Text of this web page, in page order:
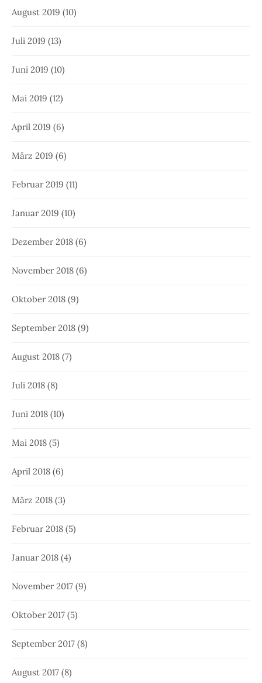
August 2019 (10)
Juli 2019 (13)
Juni 2019 (10)
Mai 2019 (12)
April 2019 (6)
März 2019 (6)
Februar 2019 (11)
Januar 2019 (10)
Dezember 2018 (6)
November 2018 (6)
Oktober 2018 (9)
September 2018 (9)
August 2018 (7)
Juli 2018 (8)
Juni 2018 (10)
Mai 2018 (5)
April 2018 (6)
März 2018 (3)
Februar 2018 (5)
Januar 2018 (4)
November 2017 (9)
Oktober 2017 (5)
September 2017 (8)
August 2017 (8)